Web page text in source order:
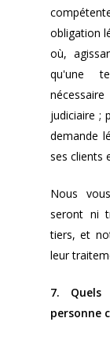
obligation
où,
qu'une
judiciaire ;
demande
ses clients
Nous
seront ni
tiers, et
leur
7.
personne